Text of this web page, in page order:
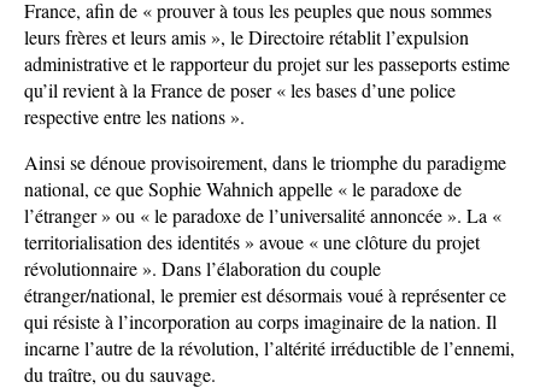
France, afin de « prouver à tous les peuples que nous sommes
leurs frères et leurs amis », le Directoire rétablit l’expulsion
administrative et le rapporteur du projet sur les passeports estime
qu’il revient à la France de poser « les bases d’une police
respective entre les nations ».
Ainsi se dénoue provisoirement, dans le triomphe du paradigme
national, ce que Sophie Wahnich appelle « le paradoxe de
l’étranger » ou « le paradoxe de l’universalité annoncée ». La «
territorialisation des identités » avoue « une clôture du projet
révolutionnaire ». Dans l’élaboration du couple
étranger/national, le premier est désormais voué à représenter ce
qui résiste à l’incorporation au corps imaginaire de la nation. Il
incarne l’autre de la révolution, l’altérité irréductible de l’ennemi,
du traître, ou du sauvage.